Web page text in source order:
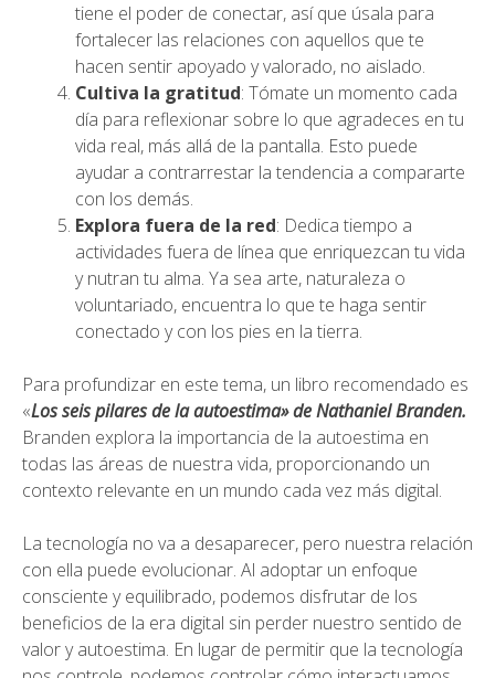
tiene el poder de conectar, así que úsala para
fortalecer las relaciones con aquellos que te
hacen sentir apoyado y valorado, no aislado.
Cultiva la gratitud: Tómate un momento cada
día para reflexionar sobre lo que agradeces en tu
vida real, más allá de la pantalla. Esto puede
ayudar a contrarrestar la tendencia a compararte
con los demás.
Explora fuera de la red: Dedica tiempo a
actividades fuera de línea que enriquezcan tu vida
y nutran tu alma. Ya sea arte, naturaleza o
voluntariado, encuentra lo que te haga sentir
conectado y con los pies en la tierra.
Para profundizar en este tema, un libro recomendado es
«Los seis pilares de la autoestima» de Nathaniel Branden.
Branden explora la importancia de la autoestima en
todas las áreas de nuestra vida, proporcionando un
contexto relevante en un mundo cada vez más digital.
La tecnología no va a desaparecer, pero nuestra relación
con ella puede evolucionar. Al adoptar un enfoque
consciente y equilibrado, podemos disfrutar de los
beneficios de la era digital sin perder nuestro sentido de
valor y autoestima. En lugar de permitir que la tecnología